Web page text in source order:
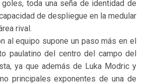
toda una seña de identidad de
de despliegue en la medular
rival.
al equipo supone un paso más en el
paulatino del centro del campo del
ya que además de Luka Modric y
principales exponentes de una de